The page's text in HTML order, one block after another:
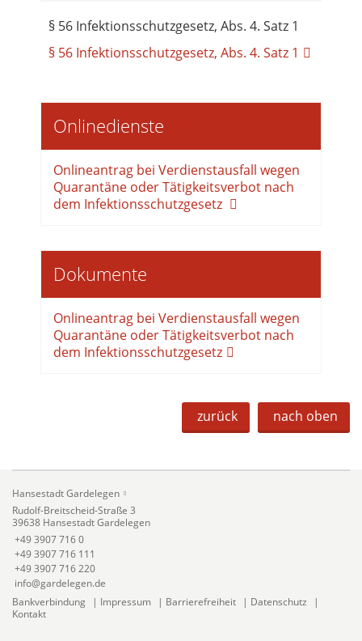
§ 56 Infektionsschutzgesetz, Abs. 4. Satz 1
§ 56 Infektionsschutzgesetz, Abs. 4. Satz 1
Onlinedienste
Onlineantrag bei Verdienstausfall wegen
Quarantäne oder Tätigkeitsverbot nach
dem Infektionsschutzgesetz
Dokumente
Onlineantrag bei Verdienstausfall wegen
Quarantäne oder Tätigkeitsverbot nach
dem Infektionsschutzgesetz
zurück nach oben
Hansestadt Gardelegen
Rudolf-Breitscheid-Straße 3
39638 Hansestadt Gardelegen
+49 3907 716 0
+49 3907 716 111
+49 3907 716 220
info@gardelegen.de
Bankverbindung
| Impressum | Barrierefreiheit | Datenschutz
|
Kontakt